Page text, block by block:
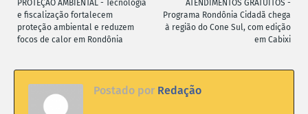
ATENDIMENTOS GRATUITOS -
Programa Rondônia Cidadã chega
à região do Cone Sul, com edição
em Cabixi
PROTEÇÃO AMBIENTAL - Tecnologia
e fiscalização fortalecem
proteção ambiental e reduzem
focos de calor em Rondônia
Postado por Redação